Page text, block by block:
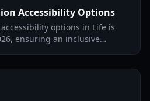
Accessibility Options
options in Life is
ensuring an inclusive